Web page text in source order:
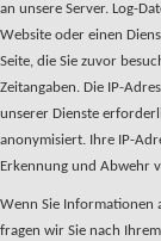
an unsere Server. Log-
Website oder einen
Seite, die Sie zuvor
Zeitangaben. Die IP-
unserer Dienste
anonymisiert. Ihre IP-
Erkennung und Abwehr
Wenn Sie Informationen
fragen wir Sie nach